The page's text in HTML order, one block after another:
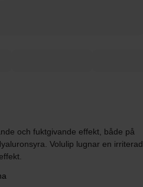
och fuktgivande effekt, både på
Volulip lugnar en irriterad